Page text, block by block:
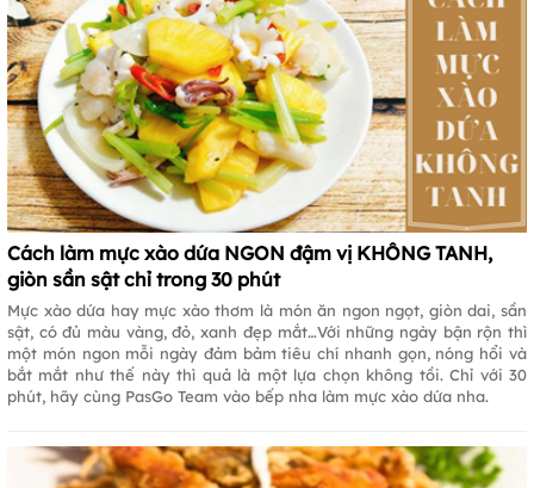
Cách làm mực xào dứa NGON đậm vị KHÔNG TANH,
giòn sần sật chỉ trong 30 phút
Mực xào dứa hay mực xào thơm là món ăn ngon ngọt, giòn dai, sần
sật, có đủ màu vàng, đỏ, xanh đẹp mắt…Với những ngày bận rộn thì
một món ngon mỗi ngày đảm bảm tiêu chí nhanh gọn, nóng hổi và
bắt mắt như thế này thì quả là một lựa chọn không tồi. Chỉ với 30
phút, hãy cùng PasGo Team vào bếp nha làm mực xào dứa nha.